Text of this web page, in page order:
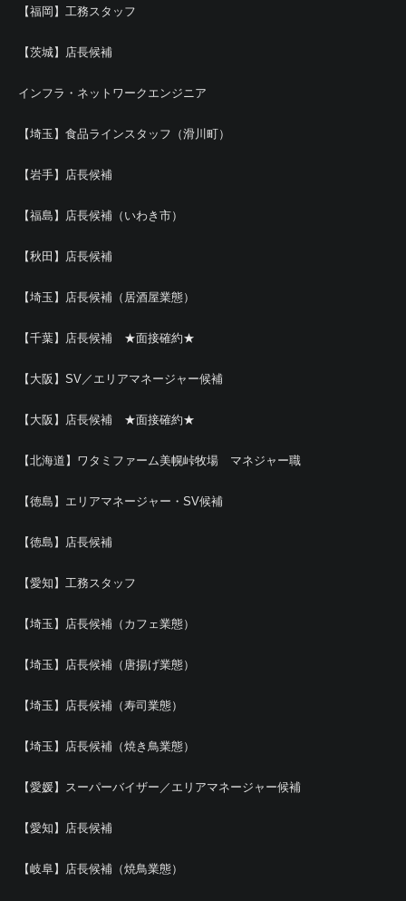
【福岡】工務スタッフ
【茨城】店長候補
インフラ・ネットワークエンジニア
【埼玉】食品ラインスタッフ（滑川町）
【岩手】店長候補
【福島】店長候補（いわき市）
【秋田】店長候補
【埼玉】店長候補（居酒屋業態）
【千葉】店長候補 ★面接確約★
【大阪】SV／エリアマネージャー候補
【大阪】店長候補 ★面接確約★
【北海道】ワタミファーム美幌峠牧場 マネジャー職
【徳島】エリアマネージャー・SV候補
【徳島】店長候補
【愛知】工務スタッフ
【埼玉】店長候補（カフェ業態）
【埼玉】店長候補（唐揚げ業態）
【埼玉】店長候補（寿司業態）
【埼玉】店長候補（焼き鳥業態）
【愛媛】スーパーバイザー／エリアマネージャー候補
【愛知】店長候補
【岐阜】店長候補（焼鳥業態）